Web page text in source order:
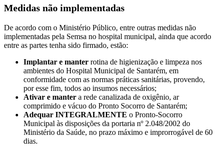
Medidas não implementadas
De acordo com o Ministério Público, entre outras medidas não
implementadas pela Semsa no hospital municipal, ainda que acordo
entre as partes tenha sido firmado, estão:
Implantar e manter rotina de higienização e limpeza nos
ambientes do Hospital Municipal de Santarém, em
conformidade com as normas práticas sanitárias, provendo,
por esse fim, todos ao insumos necessários;
Ativar e manter a rede canalizada de oxigênio, ar
comprimido e vácuo do Pronto Socorro de Santarém;
Adequar INTEGRALMENTE o Pronto-Socorro
Municipal às disposições da portaria nº 2.048/2002 do
Ministério da Saúde, no prazo máximo e improrrogável de 60
dias.